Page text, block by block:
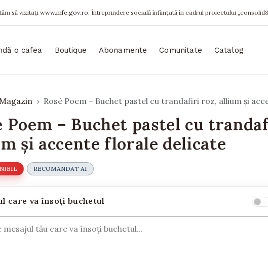
să vizitați www.mfe.gov.ro. Întreprindere socială înființată în cadrul proiectului
o cafea Boutique Abonamente Comunitate Catalog
Magazin Rosé Poem – Buchet pastel cu trandafiri roz, allium și
Poem – Buchet pastel cu
și accente florale delicate
RECOMANDAT AI
care va însoți buchetul